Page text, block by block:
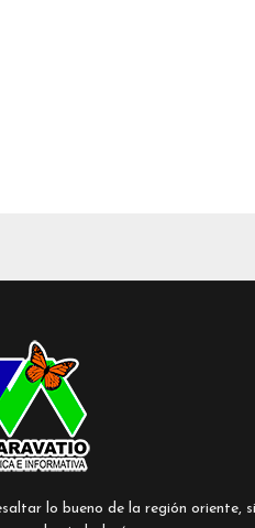
lo bueno de la región oriente,